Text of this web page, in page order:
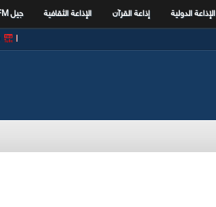
الإذاعة الدولية إذاعة القرآن الإذاعة الثقافية جيل FM